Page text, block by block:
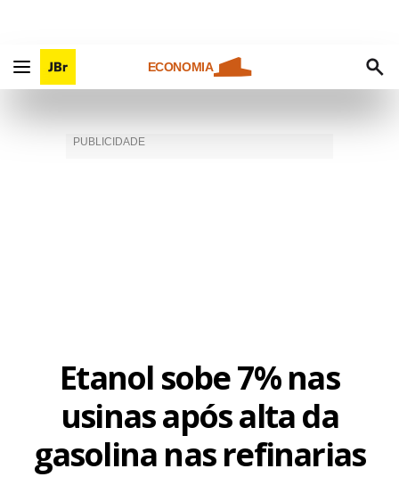
ECONOMIA
Etanol sobe 7% nas
usinas após alta da
gasolina nas refinarias